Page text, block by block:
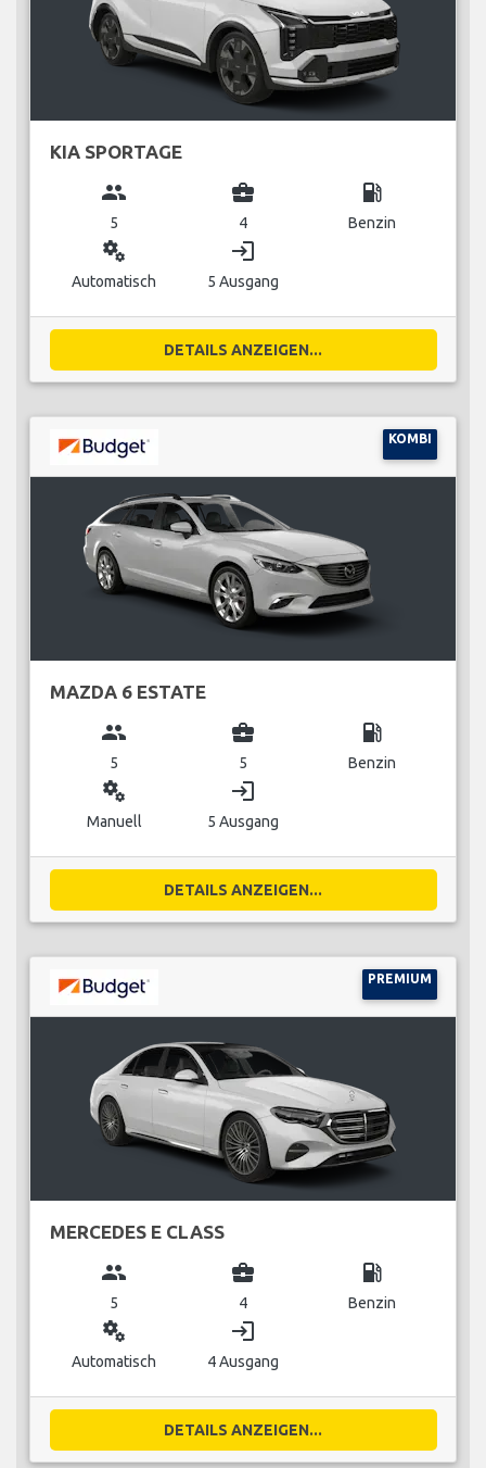
KIA SPORTAGE
group
5
business_center
4
local_gas_station
Benzin
miscellaneous_services
Automatisch
login
5 Ausgang
DETAILS ANZEIGEN...
KOMBI
MAZDA 6 ESTATE
group
5
business_center
5
local_gas_station
Benzin
miscellaneous_services
Manuell
login
5 Ausgang
DETAILS ANZEIGEN...
PREMIUM
MERCEDES E CLASS
group
5
business_center
4
local_gas_station
Benzin
miscellaneous_services
Automatisch
login
4 Ausgang
DETAILS ANZEIGEN...